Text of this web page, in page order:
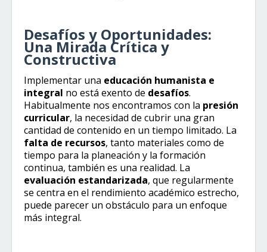
Desafíos y Oportunidades:
Una Mirada Crítica y
Constructiva
Implementar una educación humanista e
integral no está exento de desafíos.
Habitualmente nos encontramos con la presión
curricular, la necesidad de cubrir una gran
cantidad de contenido en un tiempo limitado. La
falta de recursos, tanto materiales como de
tiempo para la planeación y la formación
continua, también es una realidad. La
evaluación estandarizada, que regularmente
se centra en el rendimiento académico estrecho,
puede parecer un obstáculo para un enfoque
más integral.